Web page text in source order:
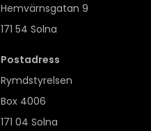
Hemvärnsgatan 9
171 54 Solna
Postadress
Rymdstyrelsen
Box 4006
171 04 Solna